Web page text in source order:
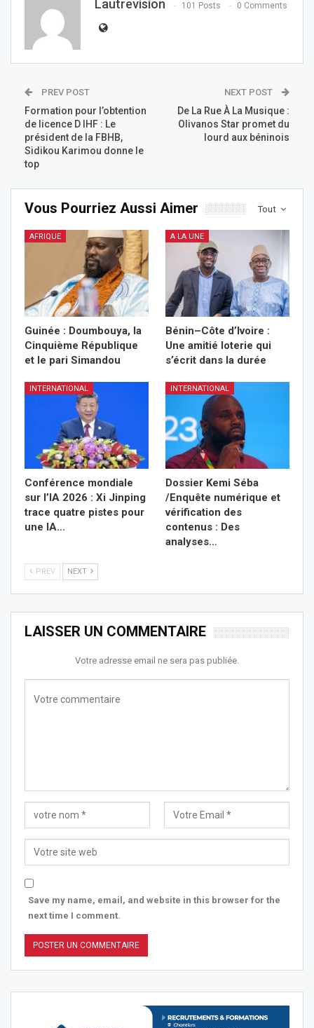
Lautrevision 101 Posts 0 Comments
PREV POST
Formation pour l’obtention
de licence D IHF : Le
président de la FBHB,
Sidikou Karimou donne le
top
NEXT POST
De La Rue À La Musique :
Olivanos Star promet du
lourd aux béninois
Tout
Vous Pourriez Aussi Aimer
AFRIQUE
Guinée : Doumbouya, la
Cinquième République
et le pari Simandou
A LA UNE
Bénin–Côte d’Ivoire :
Une amitié loterie qui
s’écrit dans la durée
INTERNATIONAL
Conférence mondiale
sur l’IA 2026 : Xi Jinping
trace quatre pistes pour
une IA…
INTERNATIONAL
Dossier Kemi Séba
/Enquête numérique et
vérification des
contenus : Des
analyses…
PREV NEXT
LAISSER UN COMMENTAIRE
Votre adresse email ne sera pas publiée.
Save my name, email, and website in this browser for the
next time I comment.